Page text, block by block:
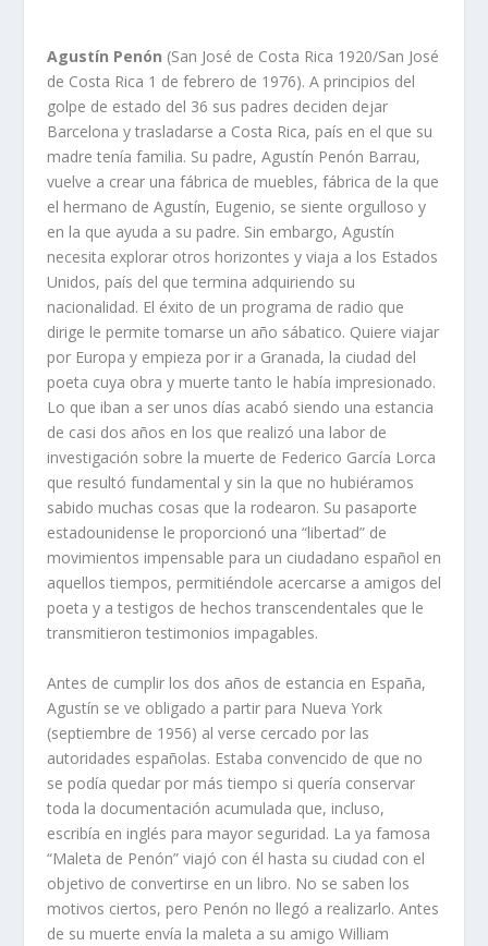
Agustín Penón (San José de Costa Rica 1920/San José
de Costa Rica 1 de febrero de 1976). A principios del
golpe de estado del 36 sus padres deciden dejar
Barcelona y trasladarse a Costa Rica, país en el que su
madre tenía familia. Su padre, Agustín Penón Barrau,
vuelve a crear una fábrica de muebles, fábrica de la que
el hermano de Agustín, Eugenio, se siente orgulloso y
en la que ayuda a su padre. Sin embargo, Agustín
necesita explorar otros horizontes y viaja a los Estados
Unidos, país del que termina adquiriendo su
nacionalidad. El éxito de un programa de radio que
dirige le permite tomarse un año sábatico. Quiere viajar
por Europa y empieza por ir a Granada, la ciudad del
poeta cuya obra y muerte tanto le había impresionado.
Lo que iban a ser unos días acabó siendo una estancia
de casi dos años en los que realizó una labor de
investigación sobre la muerte de Federico García Lorca
que resultó fundamental y sin la que no hubiéramos
sabido muchas cosas que la rodearon. Su pasaporte
estadounidense le proporcionó una “libertad” de
movimientos impensable para un ciudadano español en
aquellos tiempos, permitiéndole acercarse a amigos del
poeta y a testigos de hechos transcendentales que le
transmitieron testimonios impagables.
Antes de cumplir los dos años de estancia en España,
Agustín se ve obligado a partir para Nueva York
(septiembre de 1956) al verse cercado por las
autoridades españolas. Estaba convencido de que no
se podía quedar por más tiempo si quería conservar
toda la documentación acumulada que, incluso,
escribía en inglés para mayor seguridad. La ya famosa
“Maleta de Penón” viajó con él hasta su ciudad con el
objetivo de convertirse en un libro. No se saben los
motivos ciertos, pero Penón no llegó a realizarlo. Antes
de su muerte envía la maleta a su amigo William